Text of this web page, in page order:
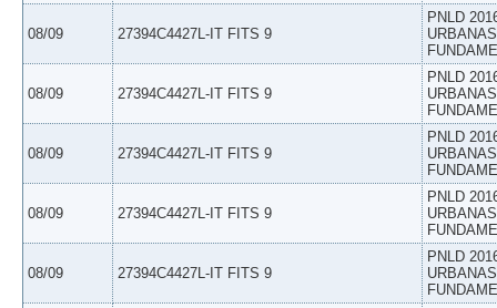
08/09 27394C4427L-IT FITS 9
PNLD
08/09 27394C4427L-IT FITS 9
PNLD
08/09 27394C4427L-IT FITS 9
PNLD
08/09 27394C4427L-IT FITS 9
PNLD
08/09 27394C4427L-IT FITS 9
PNLD